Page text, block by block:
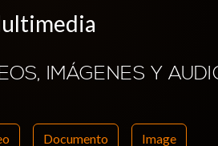
IMÁGENES Y
Documento Image